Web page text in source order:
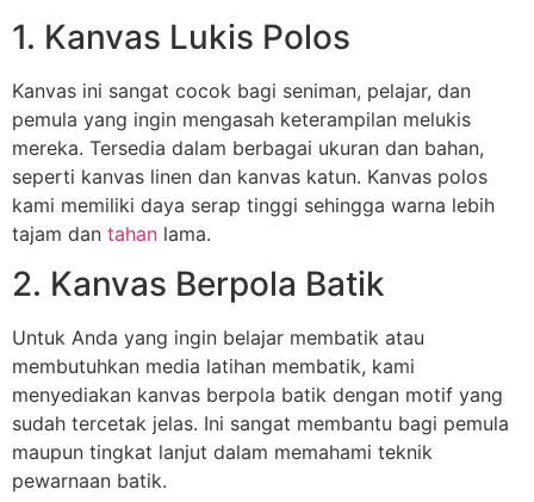
1. Kanvas Lukis Polos
Kanvas ini sangat cocok bagi seniman, pelajar, dan
pemula yang ingin mengasah keterampilan melukis
mereka. Tersedia dalam berbagai ukuran dan bahan,
seperti kanvas linen dan kanvas katun. Kanvas polos
kami memiliki daya serap tinggi sehingga warna lebih
tajam dan tahan lama.
2. Kanvas Berpola Batik
Untuk Anda yang ingin belajar membatik atau
membutuhkan media latihan membatik, kami
menyediakan kanvas berpola batik dengan motif yang
sudah tercetak jelas. Ini sangat membantu bagi pemula
maupun tingkat lanjut dalam memahami teknik
pewarnaan batik.